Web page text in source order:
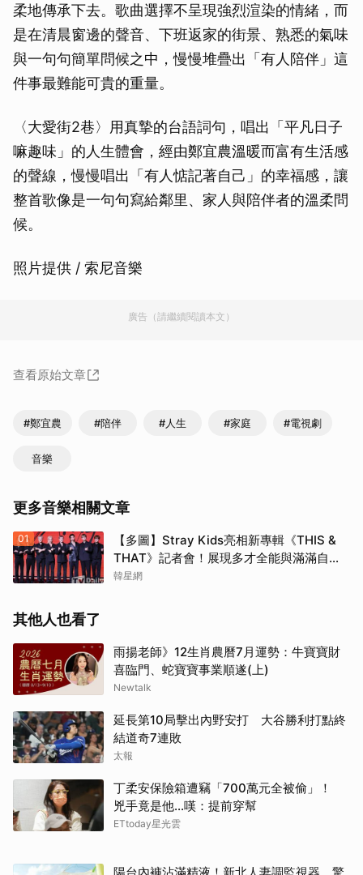
柔地傳承下去。歌曲選擇不呈現強烈渲染的情緒，而
是在清晨窗邊的聲音、下班返家的街景、熟悉的氣味
與一句句簡單問候之中，慢慢堆疊出「有人陪伴」這
件事最難能可貴的重量。
〈大愛街2巷〉用真摯的台語詞句，唱出「平凡日子
嘛趣味」的人生體會，經由鄭宜農溫暖而富有生活感
的聲線，慢慢唱出「有人惦記著自己」的幸福感，讓
整首歌像是一句句寫給鄰里、家人與陪伴者的溫柔問
候。
照片提供 / 索尼音樂
廣告（請繼續閱讀本文）
查看原始文章
#鄭宜農 #陪伴 #人生 #家庭 #電視劇
音樂
更多音樂相關文章
01
【多圖】Stray Kids亮相新專輯《THIS &
THAT》記者會！展現多才全能與滿滿自
信，預告「以熱治熱」炸裂夏日音樂圈
韓星網
其他人也看了
雨揚老師》12生肖農曆7月運勢：牛寶寶財
喜臨門、蛇寶寶事業順遂(上)
Newtalk
延長第10局擊出內野安打 大谷勝利打點終
結道奇7連敗
太報
丁柔安保險箱遭竊「700萬元全被偷」！
兇手竟是他...嘆：提前穿幫
ETtoday星光雲